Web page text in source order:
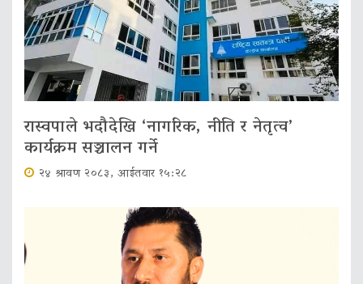
रास्वपाले भदौदेखि ‘नागरिक, नीति र नेतृत्व’
कार्यक्रम सञ्चालन गर्ने
२४ श्रावण २०८३, आईतवार १५:२८